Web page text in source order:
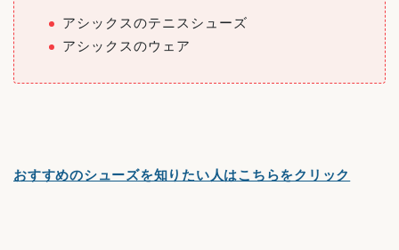
アシックスのテニスシューズ
アシックスのウェア
おすすめのシューズを知りたい人はこちらをクリック